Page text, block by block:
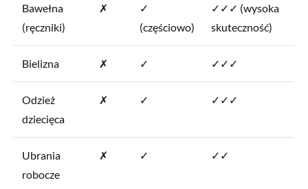
Bawełna
(ręczniki)
✗
✓
(częściowo)
✓✓✓ (wysoka
skuteczność)
Bielizna ✗ ✓ ✓✓✓
Odzież
dziecięca
✗ ✓ ✓✓✓
Ubrania
robocze
✗ ✓ ✓✓